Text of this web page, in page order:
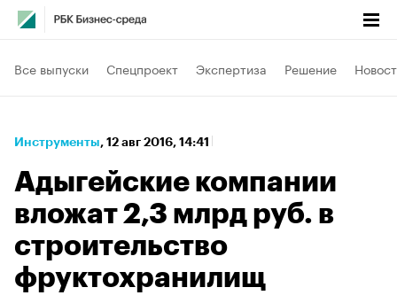
Все выпуски Спецпроект Экспертиза Решение
Инструменты⁠, 12 авг 2016, 14:41
Адыгейские компании
вложат 2,3 млрд руб. в
строительство
фруктохранилищ